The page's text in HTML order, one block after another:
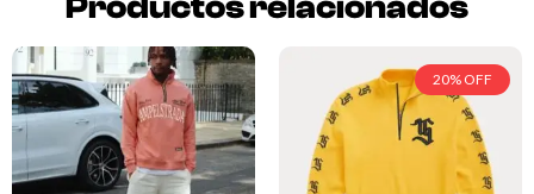
20% OFF